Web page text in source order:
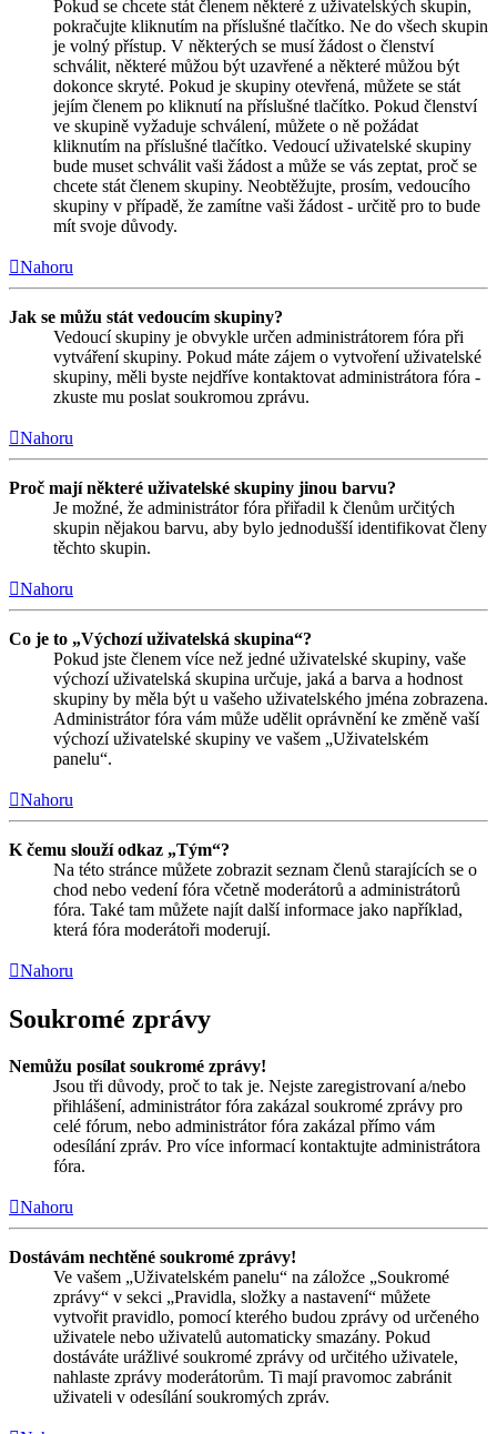
Pokud se chcete stát členem některé z uživatelských skupin,
pokračujte kliknutím na příslušné tlačítko. Ne do všech skupin
je volný přístup. V některých se musí žádost o členství
schválit, některé můžou být uzavřené a některé můžou být
dokonce skryté. Pokud je skupiny otevřená, můžete se stát
jejím členem po kliknutí na příslušné tlačítko. Pokud členství
ve skupině vyžaduje schválení, můžete o ně požádat
kliknutím na příslušné tlačítko. Vedoucí uživatelské skupiny
bude muset schválit vaši žádost a může se vás zeptat, proč se
chcete stát členem skupiny. Neobtěžujte, prosím, vedoucího
skupiny v případě, že zamítne vaši žádost - určitě pro to bude
mít svoje důvody.
Nahoru
Jak se můžu stát vedoucím skupiny?
Vedoucí skupiny je obvykle určen administrátorem fóra při
vytváření skupiny. Pokud máte zájem o vytvoření uživatelské
skupiny, měli byste nejdříve kontaktovat administrátora fóra -
zkuste mu poslat soukromou zprávu.
Nahoru
Proč mají některé uživatelské skupiny jinou barvu?
Je možné, že administrátor fóra přiřadil k členům určitých
skupin nějakou barvu, aby bylo jednodušší identifikovat členy
těchto skupin.
Nahoru
Co je to „Výchozí uživatelská skupina“?
Pokud jste členem více než jedné uživatelské skupiny, vaše
výchozí uživatelská skupina určuje, jaká a barva a hodnost
skupiny by měla být u vašeho uživatelského jména zobrazena.
Administrátor fóra vám může udělit oprávnění ke změně vaší
výchozí uživatelské skupiny ve vašem „Uživatelském
panelu“.
Nahoru
K čemu slouží odkaz „Tým“?
Na této stránce můžete zobrazit seznam členů starajících se o
chod nebo vedení fóra včetně moderátorů a administrátorů
fóra. Také tam můžete najít další informace jako například,
která fóra moderátoři moderují.
Nahoru
Soukromé zprávy
Nemůžu posílat soukromé zprávy!
Jsou tři důvody, proč to tak je. Nejste zaregistrovaní a/nebo
přihlášení, administrátor fóra zakázal soukromé zprávy pro
celé fórum, nebo administrátor fóra zakázal přímo vám
odesílání zpráv. Pro více informací kontaktujte administrátora
fóra.
Nahoru
Dostávám nechtěné soukromé zprávy!
Ve vašem „Uživatelském panelu“ na záložce „Soukromé
zprávy“ v sekci „Pravidla, složky a nastavení“ můžete
vytvořit pravidlo, pomocí kterého budou zprávy od určeného
uživatele nebo uživatelů automaticky smazány. Pokud
dostáváte urážlivé soukromé zprávy od určitého uživatele,
nahlaste zprávy moderátorům. Ti mají pravomoc zabránit
uživateli v odesílání soukromých zpráv.